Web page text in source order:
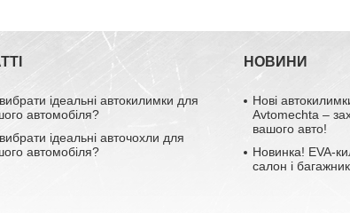
ідеальні автокилимки для
автомобіля?
ідеальні авточохли для
автомобіля?
НОВИНИ
Нові
Avtomechta –
вашого авто!
Новинка! EVA-
салон і багажник